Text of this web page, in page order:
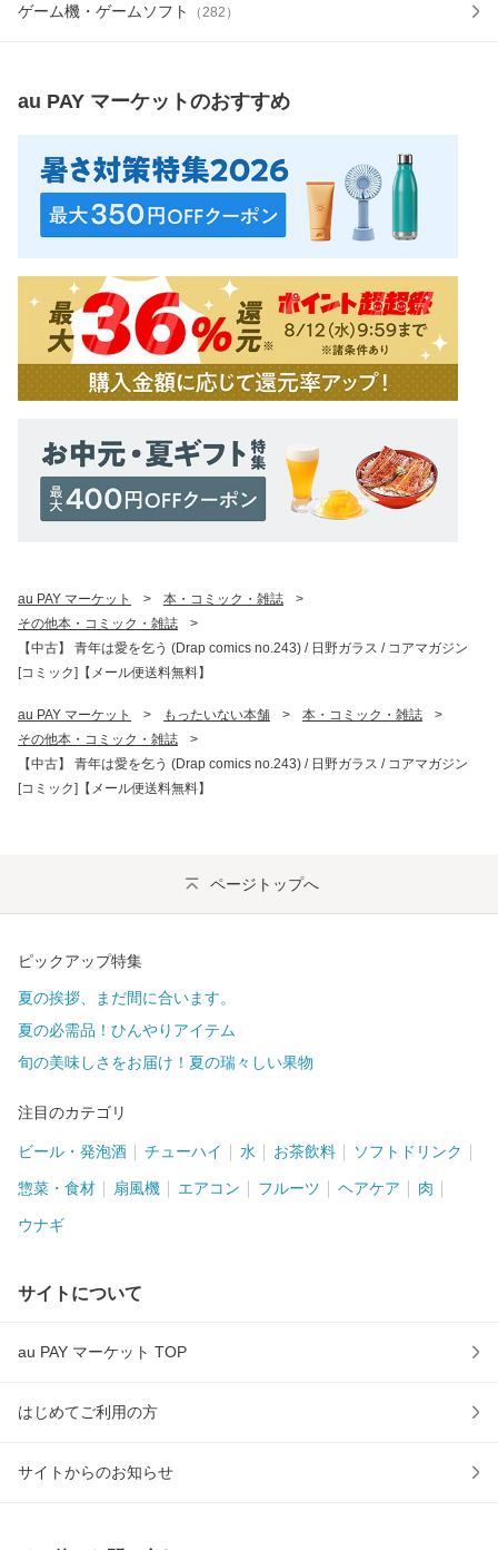
ゲーム機・ゲームソフト （282 ）
au PAY マーケットのおすすめ
au PAY マーケット > 本・コミック・雑誌
>
その他本・コミック・雑誌
>
【中古】 青年は愛を乞う (Drap comics no.243) / 日野ガラス / コアマガジン
[コミック]【メール便送料無料】
au PAY マーケット > もったいない本舗 > 本・コミック・雑誌
>
その他本・コミック・雑誌
>
【中古】 青年は愛を乞う (Drap comics no.243) / 日野ガラス / コアマガジン
[コミック]【メール便送料無料】
ページトップへ
ピックアップ特集
夏の挨拶、まだ間に合います。
夏の必需品！ひんやりアイテム
旬の美味しさをお届け！夏の瑞々しい果物
注目のカテゴリ
ビール・発泡酒 チューハイ 水 お茶飲料 ソフトドリンク
惣菜・食材 扇風機 エアコン フルーツ ヘアケア 肉
ウナギ
サイトについて
au PAY マーケット TOP
はじめてご利用の方
サイトからのお知らせ